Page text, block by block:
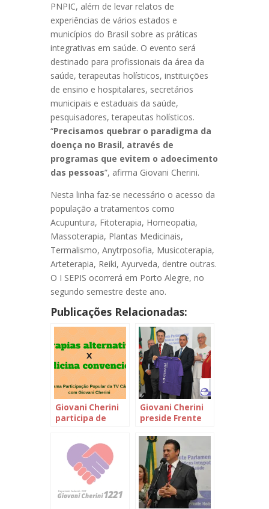
PNPIC, além de levar relatos de
experiências de vários estados e
municípios do Brasil sobre as práticas
integrativas em saúde. O evento será
destinado para profissionais da área da
saúde, terapeutas holísticos, instituições
de ensino e hospitalares, secretários
municipais e estaduais da saúde,
pesquisadores, terapeutas holísticos.
“Precisamos quebrar o paradigma da
doença no Brasil, através de
programas que evitem o adoecimento
das pessoas”, afirma Giovani Cherini.
Nesta linha faz-se necessário o acesso da
população a tratamentos como
Acupuntura, Fitoterapia, Homeopatia,
Massoterapia, Plantas Medicinais,
Termalismo, Anytrposofia, Musicoterapia,
Arteterapia, Reiki, Ayurveda, dentre outras.
O I SEPIS ocorrerá em Porto Alegre, no
segundo semestre deste ano.
Publicações Relacionadas:
Giovani Cherini
participa de
integrativas em
saúde e
medicina
convencional
Giovani Cherini
preside Frente
Práticas
Integrativas em
Saúde